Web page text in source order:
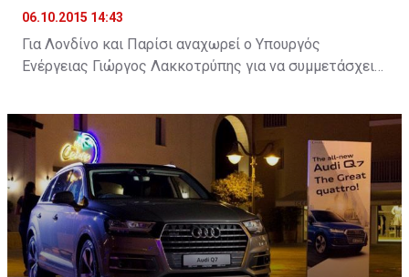
06.10.2015 14:43
Για Λονδίνο και Παρίσι αναχωρεί ο Υπουργός
Ενέργειας Γιώργος Λακκοτρύπης για να συμμετάσχει
εκπροσώπους ενεργειακών κολοσσών.